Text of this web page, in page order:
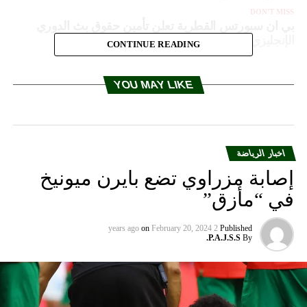
DON'T MISS
CONTINUE READING
YOU MAY LIKE
اخبار الرياضة
إصابة مزراوي تضع بايرن ميونيخ
في “مأزق”
Published
2 years ago
on February 20, 2024
By
P.A.J.S.S.